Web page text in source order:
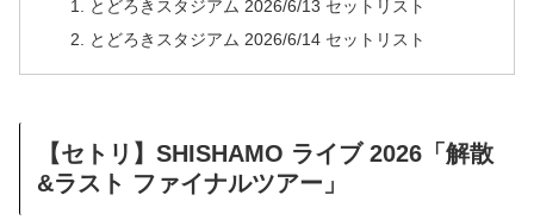
とどろきスタジアム 2026/6/13 セットリスト
とどろきスタジアム 2026/6/14 セットリスト
【セトリ】SHISHAMO ライブ 2026「解散
&ラスト ファイナルツアー」